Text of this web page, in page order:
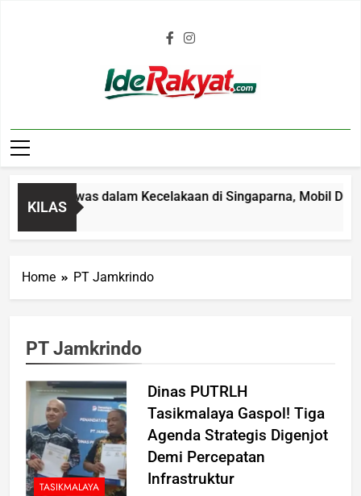
Iderakyat.com
KILAS
Tewas dalam Kecelakaan di Singaparna, Mobil
Home PT Jamkrindo
PT Jamkrindo
TASIKMALAYA
Dinas PUTRLH
Tasikmalaya Gaspol! Tiga
Agenda Strategis Digenjot
Demi Percepatan
Infrastruktur